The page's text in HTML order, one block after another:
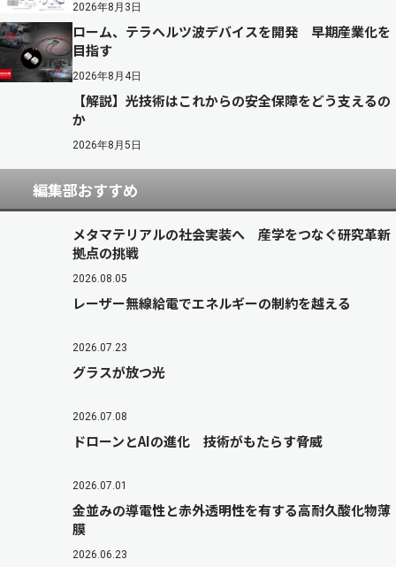
2026年8月3日
ローム、テラヘルツ波デバイスを開発 早期産業化を
目指す
2026年8月4日
【解説】光技術はこれからの安全保障をどう支えるの
か
2026年8月5日
編集部おすすめ
メタマテリアルの社会実装へ 産学をつなぐ研究革新
拠点の挑戦
2026.08.05
レーザー無線給電でエネルギーの制約を越える
2026.07.23
グラスが放つ光
2026.07.08
ドローンとAIの進化 技術がもたらす脅威
2026.07.01
金並みの導電性と赤外透明性を有する高耐久酸化物薄
膜
2026.06.23